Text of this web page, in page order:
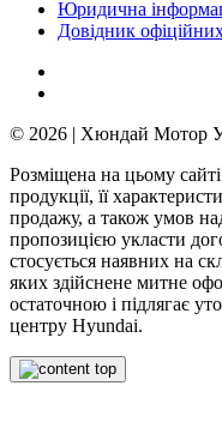
Юридична
Довідник
© 2026 | Хюндай Мотор
Розміщена на цьому
продукції, її
продажу, а також умов
пропозицією укласти
стосується наявних на
яких здійснене митне
остаточною і підлягає
центру Hyundai.